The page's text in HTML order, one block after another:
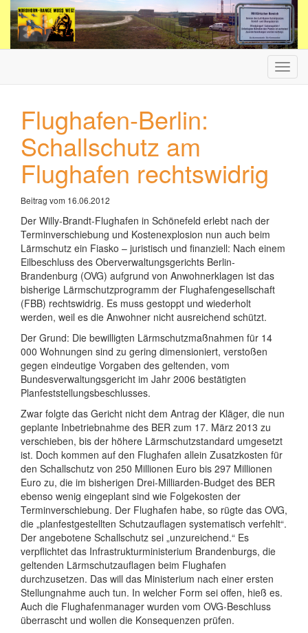
ein-/
Flughafen-Berlin:
Schallschutz am
Flughafen rechtswidrig
Beitrag vom 16.06.2012
Der Willy-Brandt-Flughafen in Schönefeld erlebt nach der
Terminverschiebung und Kostenexplosion nun auch beim
Lärmschutz ein Fiasko – juristisch und finanziell: Nach einem
Eilbeschluss des Oberverwaltungsgerichts Berlin-
Brandenburg (OVG) aufgrund von Anwohnerklagen ist das
bisherige Lärmschutzprogramm der Flughafengesellschaft
(FBB) rechtswidrig. Es muss gestoppt und wiederholt
werden, weil es die Anwohner nicht ausreichend schützt.
Der Grund: Die bewilligten Lärmschutzmaßnahmen für 14
000 Wohnungen sind zu gering dimensioniert, verstoßen
gegen eindeutige Vorgaben des geltenden, vom
Bundesverwaltungsgericht im Jahr 2006 bestätigten
Planfeststellungsbeschlusses.
Zwar folgte das Gericht nicht dem Antrag der Kläger, die nun
geplante Inbetriebnahme des BER zum 17. März 2013 zu
verschieben, bis der höhere Lärmschutzstandard umgesetzt
ist. Doch kommen auf den Flughafen allein Zusatzkosten für
den Schallschutz von 250 Millionen Euro bis 297 Millionen
Euro zu, die im bisherigen Drei-Milliarden-Budget des BER
ebenso wenig eingeplant sind wie Folgekosten der
Terminverschiebung. Der Flughafen habe, so rügte das OVG,
die „planfestgestellten Schutzauflagen systematisch verfehlt“.
Der angebotene Schallschutz sei „unzureichend.“ Es
verpflichtet das Infrastrukturministerium Brandenburgs, die
geltenden Lärmschutzauflagen beim Flughafen
durchzusetzen. Das will das Ministerium nach einer ersten
Stellungnahme auch tun. In welcher Form sei offen, hieß es.
Auch die Flughafenmanager wurden vom OVG-Beschluss
überrascht und wollen die Konsequenzen prüfen.